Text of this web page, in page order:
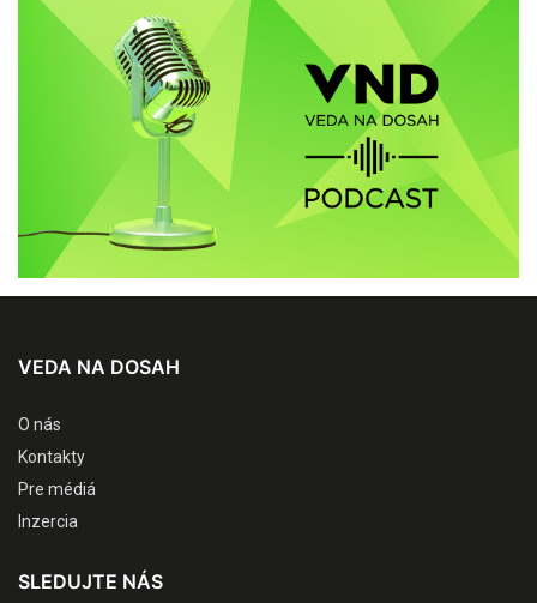
VEDA NA DOSAH
O nás
Kontakty
Pre médiá
Inzercia
SLEDUJTE NÁS